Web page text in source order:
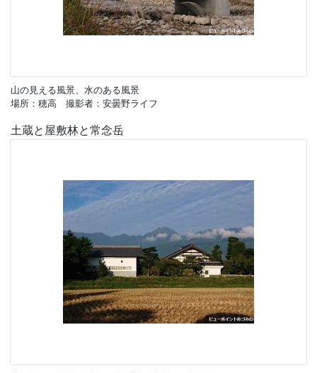
山の見える風景、水のある風景
場所：穂高 撮影者：安曇野ライフ
土蔵と屋敷林と常念岳